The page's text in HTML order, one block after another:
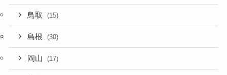
鳥取 (15)
島根 (30)
岡山 (17)